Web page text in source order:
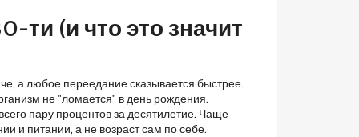
ти (и что это значит
а любое переедание сказывается быстрее.
не "ломается" в день рождения.
пару процентов за десятилетие. Чаще
и питании, а не возраст сам по себе.